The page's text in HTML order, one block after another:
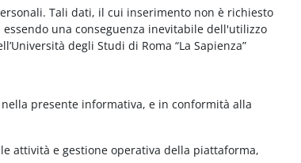
Tali dati, il cui inserimento non è richiesto
una conseguenza inevitabile dell'utilizzo
degli Studi di Roma “La Sapienza”
presente informativa, e in conformità alla
attività e gestione operativa della piattaforma,